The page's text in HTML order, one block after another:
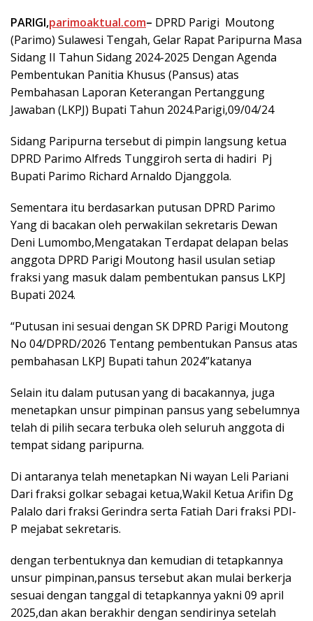
PARIGI,parimoaktual.com– DPRD Parigi Moutong
(Parimo) Sulawesi Tengah, Gelar Rapat Paripurna Masa
Sidang II Tahun Sidang 2024-2025 Dengan Agenda
Pembentukan Panitia Khusus (Pansus) atas
Pembahasan Laporan Keterangan Pertanggung
Jawaban (LKPJ) Bupati Tahun 2024.Parigi,09/04/24
Sidang Paripurna tersebut di pimpin langsung ketua
DPRD Parimo Alfreds Tunggiroh serta di hadiri Pj
Bupati Parimo Richard Arnaldo Djanggola.
Sementara itu berdasarkan putusan DPRD Parimo
Yang di bacakan oleh perwakilan sekretaris Dewan
Deni Lumombo,Mengatakan Terdapat delapan belas
anggota DPRD Parigi Moutong hasil usulan setiap
fraksi yang masuk dalam pembentukan pansus LKPJ
Bupati 2024.
“Putusan ini sesuai dengan SK DPRD Parigi Moutong
No 04/DPRD/2026 Tentang pembentukan Pansus atas
pembahasan LKPJ Bupati tahun 2024”katanya
Selain itu dalam putusan yang di bacakannya, juga
menetapkan unsur pimpinan pansus yang sebelumnya
telah di pilih secara terbuka oleh seluruh anggota di
tempat sidang paripurna.
Di antaranya telah menetapkan Ni wayan Leli Pariani
Dari fraksi golkar sebagai ketua,Wakil Ketua Arifin Dg
Palalo dari fraksi Gerindra serta Fatiah Dari fraksi PDI-
P mejabat sekretaris.
dengan terbentuknya dan kemudian di tetapkannya
unsur pimpinan,pansus tersebut akan mulai berkerja
sesuai dengan tanggal di tetapkannya yakni 09 april
2025,dan akan berakhir dengan sendirinya setelah